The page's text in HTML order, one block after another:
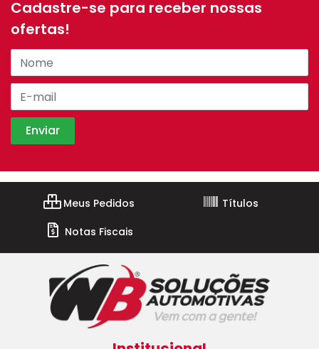
Cadastre-se para receber nossas
ofertas!
Meus Pedidos
Títulos
Notas Fiscais